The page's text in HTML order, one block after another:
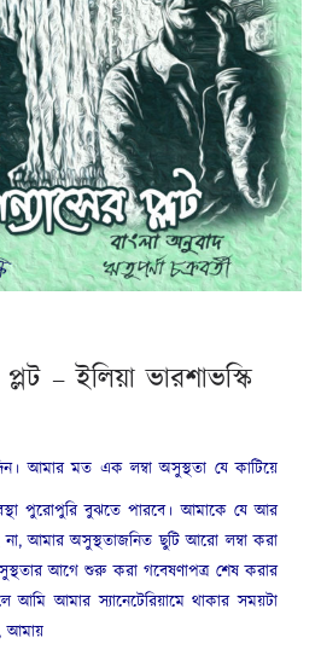
– ইলিয়া ভারশাভস্কি
আমার মত এক লম্বা অসুস্থতা যে কাটিয়ে
পুরোপুরি বুঝতে পারবে। আমাকে যে আর
না, আমার অসুস্থতাজনিত ছুটি আরো লম্বা করা
আগে শুরু করা গবেষণাপত্র শেষ করার
আমার স্যানেটেরিয়ামে থাকার সময়টা
আমায়